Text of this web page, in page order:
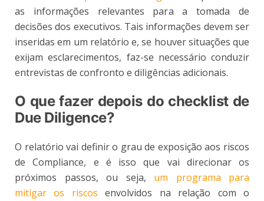
as informações relevantes para a tomada de
decisões dos executivos. Tais informações devem ser
inseridas em um relatório e, se houver situações que
exijam esclarecimentos, faz-se necessário conduzir
entrevistas de confronto e diligências adicionais.
O que fazer depois do checklist de
Due Diligence?
O relatório vai definir o grau de exposição aos riscos
de Compliance, e é isso que vai direcionar os
próximos passos, ou seja, um programa para
mitigar os riscos envolvidos na relação com o